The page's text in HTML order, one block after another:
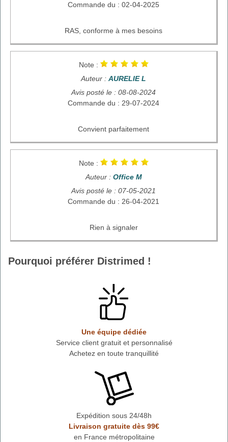
Commande du : 02-04-2025
RAS, conforme à mes besoins
Note :
Auteur : AURELIE L
Avis posté le : 08-08-2024
Commande du : 29-07-2024
Convient parfaitement
Note :
Auteur : Office M
Avis posté le : 07-05-2021
Commande du : 26-04-2021
Rien à signaler
Pourquoi préférer Distrimed !
Une équipe dédiée
Service client gratuit et personnalisé
Achetez en toute tranquillité
Expédition sous 24/48h
Livraison gratuite dès 99€
en France métropolitaine